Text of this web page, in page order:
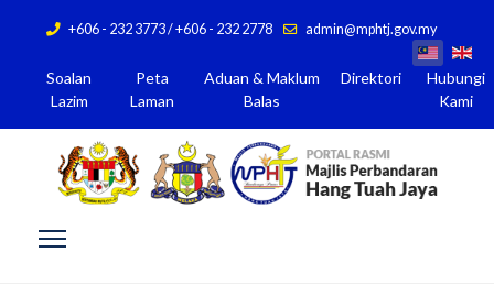
+606 - 232 3773 / +606 - 232 2778 admin@mphtj.gov.my
Soalan
Lazim
Peta
Laman
Aduan & Maklum
Balas
Direktori
Hubungi
Kami